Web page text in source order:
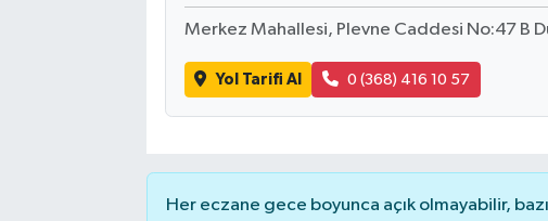
Merkez Mahallesi, Plevne Caddesi No:47 B
Yol Tarifi Al 0 (368) 416 10 57
Her eczane gece boyunca açık olmayabilir,